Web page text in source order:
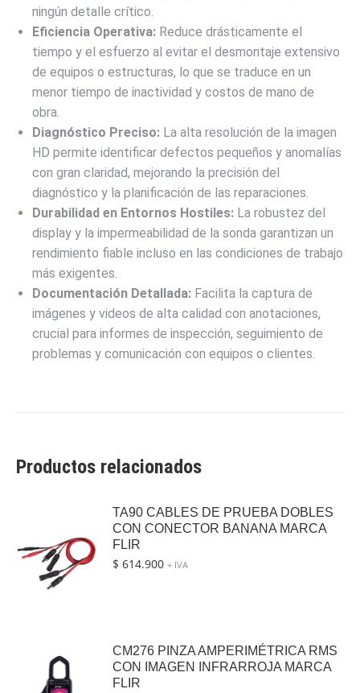
ningún detalle crítico.
Eficiencia Operativa: Reduce drásticamente el
tiempo y el esfuerzo al evitar el desmontaje extensivo
de equipos o estructuras, lo que se traduce en un
menor tiempo de inactividad y costos de mano de
obra.
Diagnóstico Preciso: La alta resolución de la imagen
HD permite identificar defectos pequeños y anomalías
con gran claridad, mejorando la precisión del
diagnóstico y la planificación de las reparaciones.
Durabilidad en Entornos Hostiles: La robustez del
display y la impermeabilidad de la sonda garantizan un
rendimiento fiable incluso en las condiciones de trabajo
más exigentes.
Documentación Detallada: Facilita la captura de
imágenes y videos de alta calidad con anotaciones,
crucial para informes de inspección, seguimiento de
problemas y comunicación con equipos o clientes.
Productos relacionados
TA90 CABLES DE PRUEBA DOBLES
CON CONECTOR BANANA MARCA
FLIR
$ 614.900 + IVA
CM276 PINZA AMPERIMÉTRICA RMS
CON IMAGEN INFRARROJA MARCA
FLIR